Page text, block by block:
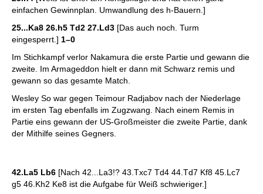
einfachen Gewinnplan. Umwandlung des h-Bauern.]
25...Ka8 26.h5 Td2 27.Ld3 [Das auch noch. Turm
eingesperrt.] 1–0
Im Stichkampf verlor Nakamura die erste Partie und gewann die
zweite. Im Armageddon hielt er dann mit Schwarz remis und
gewann so das gesamte Match.
Wesley So war gegen Teimour Radjabov nach der Niederlage
im ersten Tag ebenfalls im Zugzwang. Nach einem Remis in
Partie eins gewann der US-Großmeister die zweite Partie, dank
der Mithilfe seines Gegners.
42.La5 Lb6 [Nach 42...La3!? 43.Txc7 Td4 44.Td7 Kf8 45.Lc7
g5 46.Kh2 Ke8 ist die Aufgabe für Weiß schwieriger.]